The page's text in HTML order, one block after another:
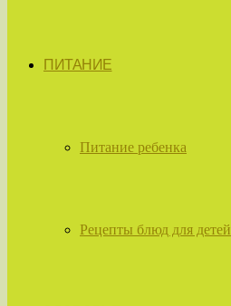
ПИТАНИЕ
Питание ребенка
Рецепты блюд для детей